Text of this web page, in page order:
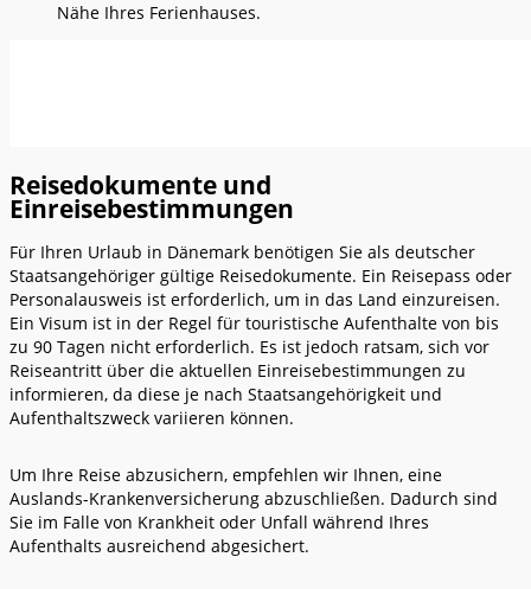
Nähe Ihres Ferienhauses.
Reisedokumente und
Einreisebestimmungen
Für Ihren Urlaub in Dänemark benötigen Sie als deutscher
Staatsangehöriger gültige Reisedokumente. Ein Reisepass oder
Personalausweis ist erforderlich, um in das Land einzureisen.
Ein Visum ist in der Regel für touristische Aufenthalte von bis
zu 90 Tagen nicht erforderlich. Es ist jedoch ratsam, sich vor
Reiseantritt über die aktuellen Einreisebestimmungen zu
informieren, da diese je nach Staatsangehörigkeit und
Aufenthaltszweck variieren können.
Um Ihre Reise abzusichern, empfehlen wir Ihnen, eine
Auslands-Krankenversicherung abzuschließen. Dadurch sind
Sie im Falle von Krankheit oder Unfall während Ihres
Aufenthalts ausreichend abgesichert.